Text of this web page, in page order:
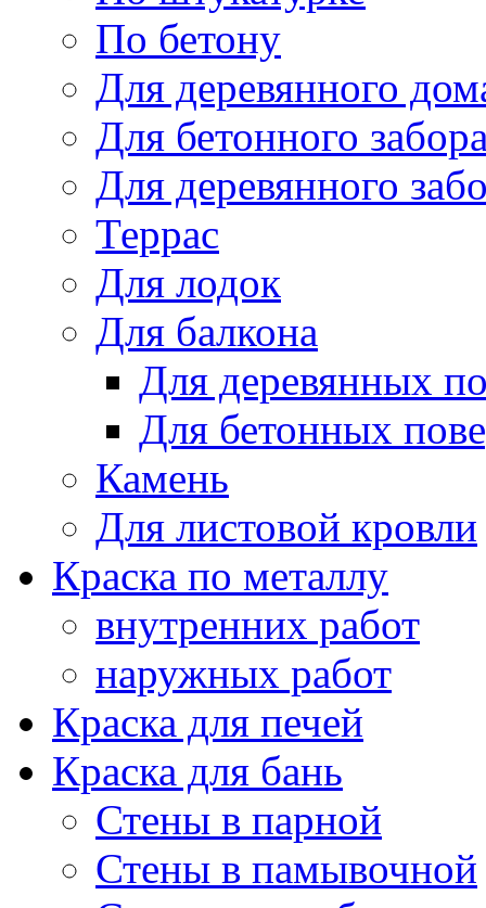
По бетону
Для деревянного
Для бетонного
Для деревянного
Террас
Для лодок
Для балкона
Для деревянных
Для бетонных
Камень
Для листовой кровли
Краска по металлу
внутренних работ
наружных работ
Краска для печей
Краска для бань
Стены в парной
Стены в памывочной